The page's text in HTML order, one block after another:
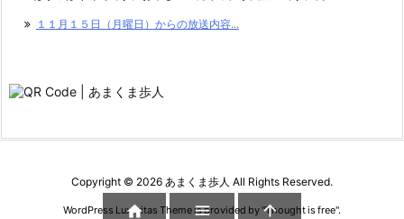
１１月１５日（月曜日）からの放送内容...
Copyright © 2026 あまくま歩人 All Rights Reserved.
WordPress Luxeritas Theme is provided by "Thought is free".
  